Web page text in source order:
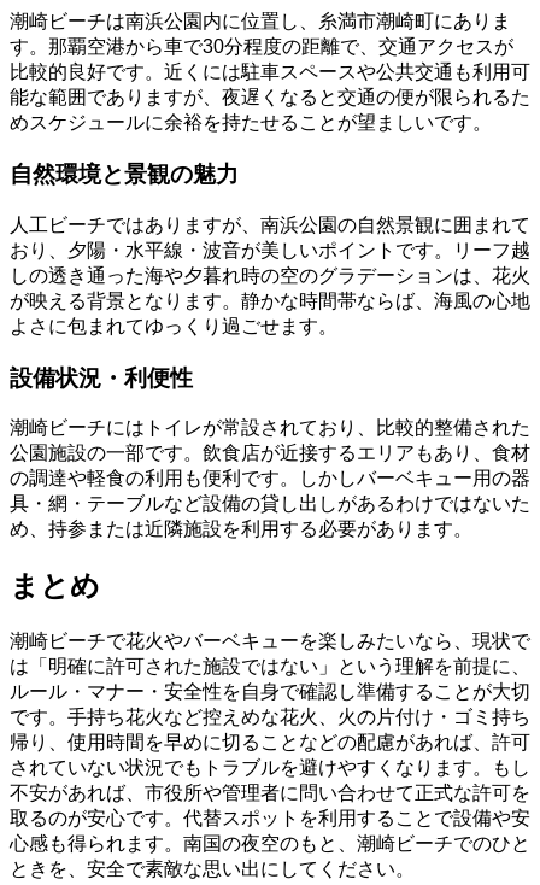
潮崎ビーチは南浜公園内に位置し、糸満市潮崎町にありま
す。那覇空港から車で30分程度の距離で、交通アクセスが
比較的良好です。近くには駐車スペースや公共交通も利用可
能な範囲でありますが、夜遅くなると交通の便が限られるた
めスケジュールに余裕を持たせることが望ましいです。
自然環境と景観の魅力
人工ビーチではありますが、南浜公園の自然景観に囲まれて
おり、夕陽・水平線・波音が美しいポイントです。リーフ越
しの透き通った海や夕暮れ時の空のグラデーションは、花火
が映える背景となります。静かな時間帯ならば、海風の心地
よさに包まれてゆっくり過ごせます。
設備状況・利便性
潮崎ビーチにはトイレが常設されており、比較的整備された
公園施設の一部です。飲食店が近接するエリアもあり、食材
の調達や軽食の利用も便利です。しかしバーベキュー用の器
具・網・テーブルなど設備の貸し出しがあるわけではないた
め、持参または近隣施設を利用する必要があります。
まとめ
潮崎ビーチで花火やバーベキューを楽しみたいなら、現状で
は「明確に許可された施設ではない」という理解を前提に、
ルール・マナー・安全性を自身で確認し準備することが大切
です。手持ち花火など控えめな花火、火の片付け・ゴミ持ち
帰り、使用時間を早めに切ることなどの配慮があれば、許可
されていない状況でもトラブルを避けやすくなります。もし
不安があれば、市役所や管理者に問い合わせて正式な許可を
取るのが安心です。代替スポットを利用することで設備や安
心感も得られます。南国の夜空のもと、潮崎ビーチでのひと
ときを、安全で素敵な思い出にしてください。